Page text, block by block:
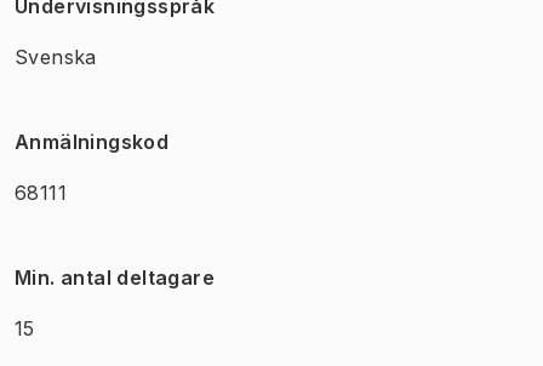
Undervisningsspråk
Svenska
Anmälningskod
68111
Min. antal deltagare
15